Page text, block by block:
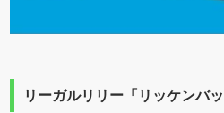
リーガルリリー「リッケンバッ